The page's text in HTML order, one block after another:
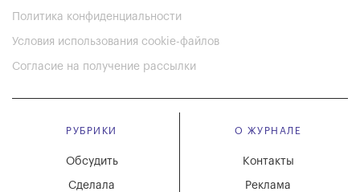
Политика конфиденциальности
Условия использования cookie-файлов
Согласие на получение рассылки
РУБРИКИ
Обсудить
Сделала
О ЖУРНАЛЕ
Реклама
Контакты